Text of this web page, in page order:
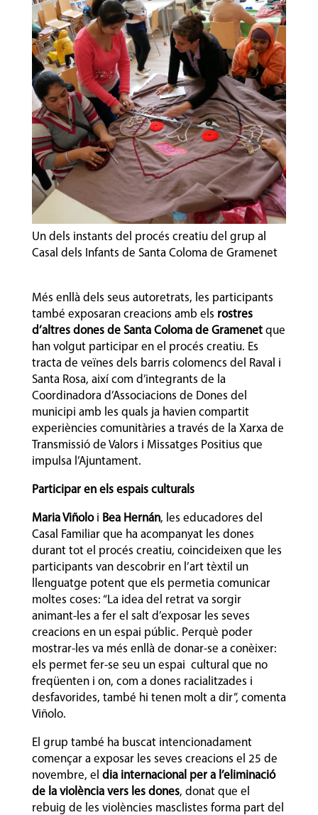
Un dels instants del procés creatiu del grup al
Casal dels Infants de Santa Coloma de Gramenet
Més enllà dels seus autoretrats, les participants
també exposaran creacions amb els rostres
d’altres dones de Santa Coloma de Gramenetque
han volgut participar en el procés creatiu. Es
tracta de veïnes dels barris colomencs del Raval i
Santa Rosa, així com d’integrants de la
Coordinadora d’Associacions de Dones del
municipi amb les quals ja havien compartit
experiències comunitàries a través de la Xarxa de
Transmissió de Valors i Missatges Positius que
impulsa l’Ajuntament.
Participar en els espais culturals
Maria Viñoloi Bea Hernán, les educadores del
Casal Familiar que ha acompanyat les dones
durant tot el procés creatiu, coincideixen que les
participants van descobrir en l’art tèxtil un
llenguatge potent que els permetia comunicar
moltes coses: “La idea del retrat va sorgir
animant-les a fer el salt d’exposar les seves
creacions en un espai públic. Perquè poder
mostrar-les va més enllà de donar-se a conèixer:
els permet fer-se seu un espai cultural que no
freqüenten i on, com a dones racialitzades i
desfavorides, també hi tenen molt a dir”, comenta
Viñolo.
El grup també ha buscat intencionadament
començar a exposar les seves creacions el 25 de
novembre, el dia internacional per a l’eliminació
de la violència vers les dones, donat que el
rebuig de les violències masclistes forma part del